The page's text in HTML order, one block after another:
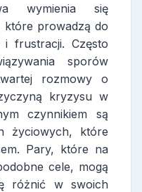
wymienia się
które prowadzą do
i frustracji. Często
sporów
rozmowy o
kryzysu w
czynnikiem są
życiowych, które
Pary, które na
cele, mogą
różnić w swoich